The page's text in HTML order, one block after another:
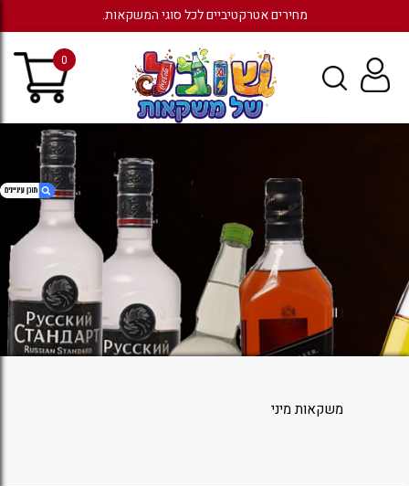
1. סל קניות
מחירים אטרקטיביים לכל סוגי המשקאות.
0
משקאות מיני